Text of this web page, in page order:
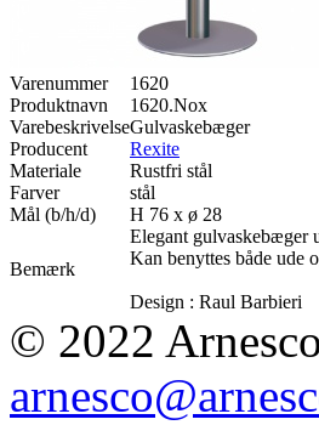
Varenummer
1620
Produktnavn
1620.Nox
VarebeskrivelseGulvaskebæger
Producent
Rexite
Materiale
Rustfri stål
Farver
stål
Mål (b/h/d)
H 76 x ø 28
Bemærk
Elegant gulvaskebæger
Kan benyttes både ude
Design : Raul Barbieri
© 2022